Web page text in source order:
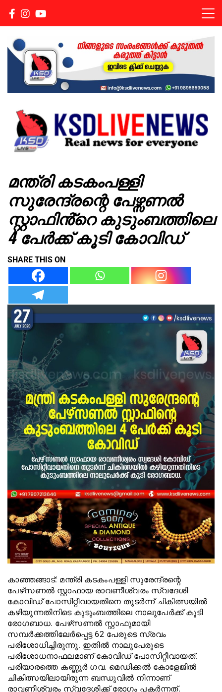
KSDLIVENEWS
മന്ത്രി കടകംപള്ളി
സുരേന്ദ്രന്റെ പേഴ്സണൽ
സ്റ്റാഫിൻ്റെ കുടുംബത്തിലെ
4 പേർക്ക് കൂടി കോവിഡ്
SHARE THIS ON
കാഞ്ഞങ്ങാട്: മന്ത്രി കടകംപള്ളി സുരേന്ദ്രന്റെ
പേഴ്‌സണല്‍ സ്റ്റാഫായ രാവണീശ്വരം സ്വദേശി
കോവിഡ് പോസിറ്റീവായതിനെ തുടര്‍ന്ന് ചികിത്സയില്‍
കഴിയുന്നതിനിടെ കുടുംബത്തിലെ നാലുപേര്‍ക്ക് കൂടി
രോഗബാധ. പേഴ്‌സണല്‍ സ്റ്റാഫുമായി
സമ്പര്‍ക്കത്തിലേര്‍പ്പെട്ട 62 പേരുടെ സ്രവം
പരിശോധിച്ചിരുന്നു. ഇതില്‍ നാലുപേരുടെ
പരിശോധനാഫലമാണ് കോവിഡ് പോസിറ്റീവായത്.
പരിയാരത്തെ കണ്ണൂര്‍ ഗവ. മെഡിക്കല്‍ കോളേജില്‍
ചികിത്സയിലായിരുന്ന ബന്ധുവില്‍ നിന്നാണ്
രാവണീശ്വരം സ്വദേശിക്ക് രോഗം പകര്‍ന്നത്.